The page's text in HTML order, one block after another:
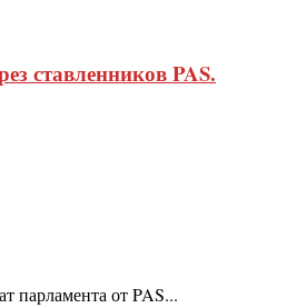
ставленников PAS.
парламента от PAS...